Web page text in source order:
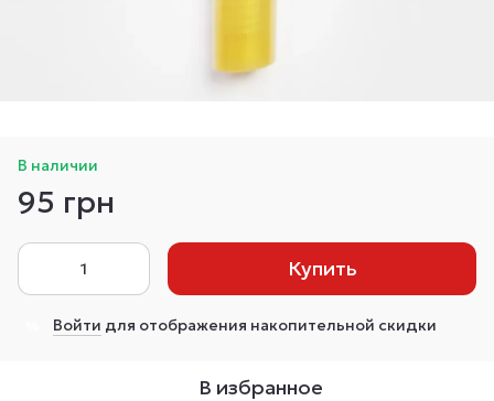
В наличии
95 грн
Купить
Войти для отображения накопительной скидки
В избранное